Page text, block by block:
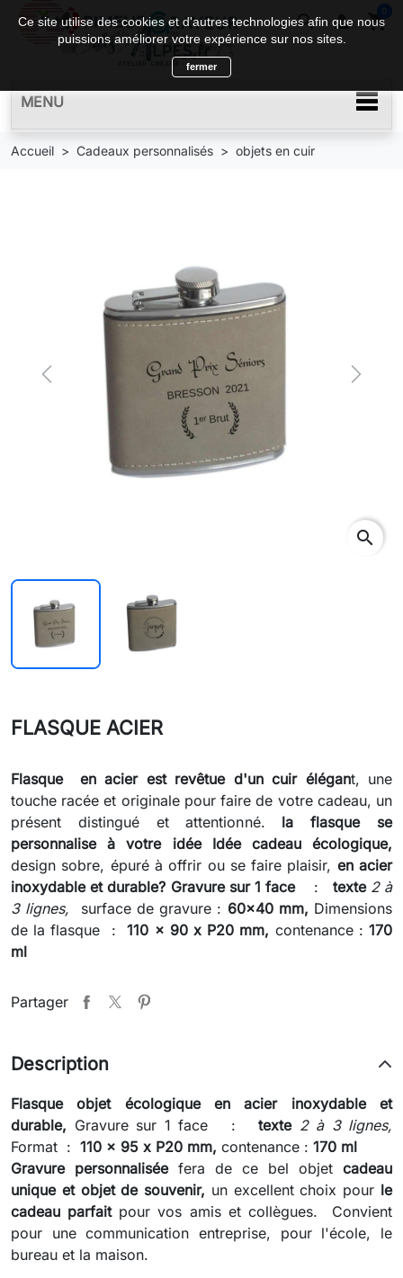
search  shopping_cart
0
MENU
Accueil Cadeaux personnalisés objets en cuir
Previous Next
search
FLASQUE ACIER
Flasque en acier est revêtue d'un cuir élégant, une
touche racée et originale pour faire de votre cadeau, un
présent distingué et attentionné. la flasque se
personnalise à votre idée Idée cadeau écologique,
design sobre, épuré à offrir ou se faire plaisir, en acier
inoxydable etdurable? Gravure sur 1 face : texte 2 à
3 lignes, surface de gravure : 60x40 mm, Dimensions
de la flasque :110 x 90 x P20 mm, contenance :170
ml
Partager
Description
Flasqueobjet écologique en acier inoxydable et
durable, Gravure sur 1 face : texte 2 à 3 lignes,
Format : 110 x 95 x P20 mm, contenance : 170 ml
Gravure personnaliséefera de ce bel objet cadeau
unique et objet de souvenir, un excellent choix pour le
cadeau parfaitpour vos amis et collègues. Convient
pour une communication entreprise, pour l'école, le
bureau et la maison.
Ce site utilise des cookies et d'autres technologies afin que nous
puissions améliorer votre expérience sur nos sites.
fermer